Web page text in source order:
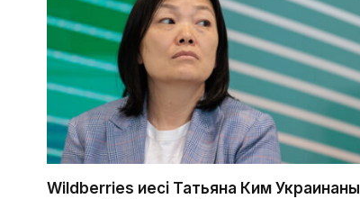
Wildberries иесі Татьяна Ким Украинаның